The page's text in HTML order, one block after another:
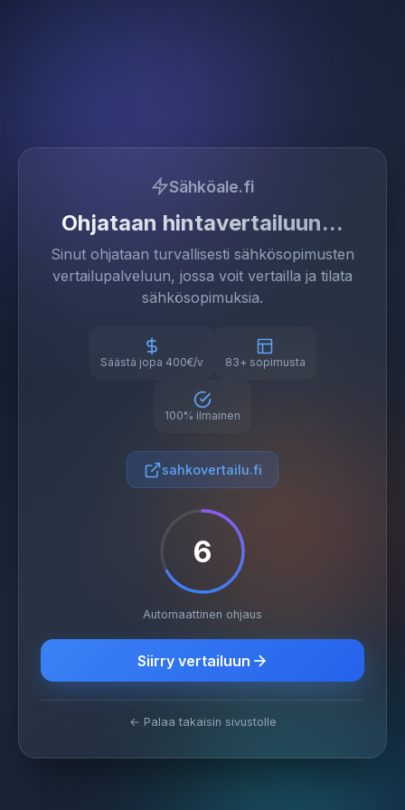
Sähköale.fi
Ohjataan hintavertailuun
Sinut ohjataan turvallisesti sähkösopimusten
vertailupalveluun, jossa voit vertailla ja tilata
sähkösopimuksia.
Säästä jopa 400€/v 83+ sopimusta
100% ilmainen
sahkovertailu.fi
6
Automaattinen ohjaus
Siirry vertailuun
← Palaa takaisin sivustolle